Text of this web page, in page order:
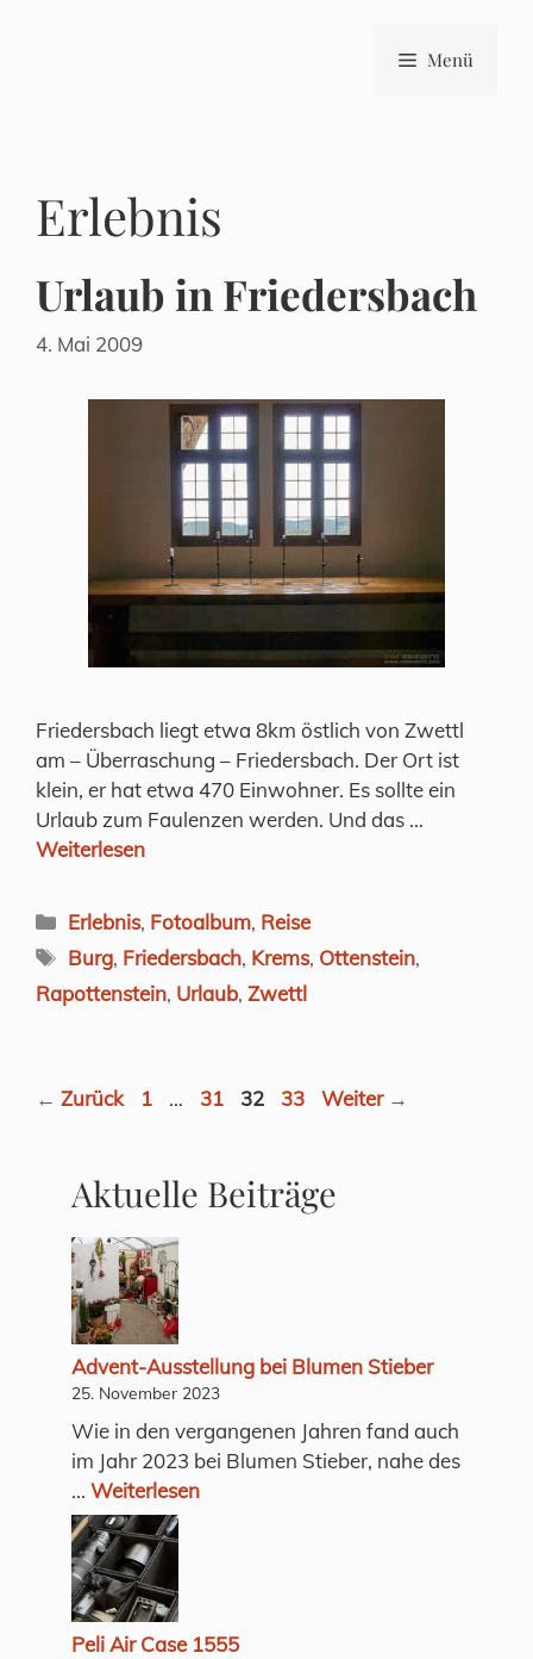
Menü
Erlebnis
Urlaub in Friedersbach
4. Mai 2009
Friedersbach liegt etwa 8km östlich von Zwettl
am – Überraschung – Friedersbach. Der Ort ist
klein, er hat etwa 470 Einwohner. Es sollte ein
Urlaub zum Faulenzen werden. Und das …
Weiterlesen
Kategorien
Erlebnis, Fotoalbum, Reise
Schlagwörter
Burg, Friedersbach, Krems, Ottenstein,
Rapottenstein, Urlaub, Zwettl
← Zurück Seite
1 … Seite
31 Seite
32 Seite
33 Weiter →
Aktuelle Beiträge
Advent-Ausstellung bei Blumen Stieber
25. November 2023
Wie in den vergangenen Jahren fand auch
im Jahr 2023 bei Blumen Stieber, nahe des
... Weiterlesen
Peli Air Case 1555